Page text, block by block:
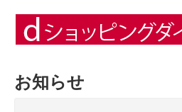
お知らせ